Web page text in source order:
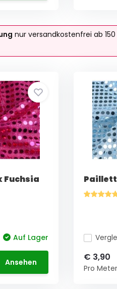
nur versandkostenfrei ab
Fuchsia
Auf Lager
Ansehen € 3,90
Pro Meter